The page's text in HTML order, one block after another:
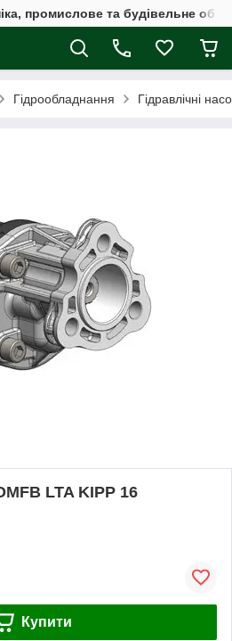
промислове та будівельне
Гідрообладнання Гідравлічні
LTA KIPP 16
Купити